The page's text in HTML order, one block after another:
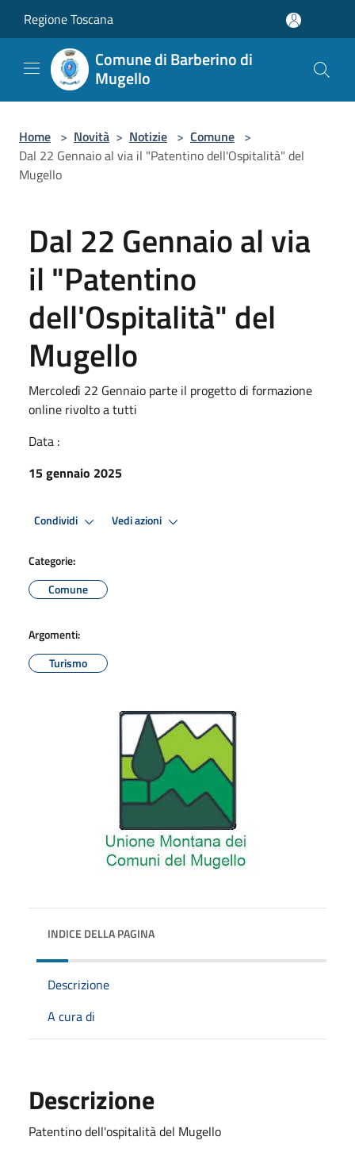
Regione Toscana
Comune di Barberino di
Mugello
Home > Novità > Notizie > Comune >
Dal 22 Gennaio al via il "Patentino dell'Ospitalità" del
Mugello
Dal 22 Gennaio al via
il "Patentino
dell'Ospitalità" del
Mugello
Mercoledì 22 Gennaio parte il progetto di formazione
online rivolto a tutti
Data :
15 gennaio 2025
Condividi Vedi azioni
Categorie:
Comune
Argomenti:
Turismo
INDICE DELLA PAGINA
Descrizione
A cura di
Descrizione
Patentino dell'ospitalità del Mugello